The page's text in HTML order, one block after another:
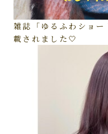
雑誌「ゆるふわショ
載されました🤍